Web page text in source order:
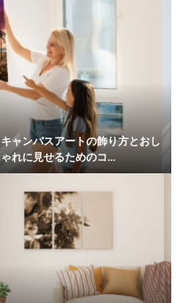
キャンバスアートの飾り方とおし
ゃれに見せるためのコ...